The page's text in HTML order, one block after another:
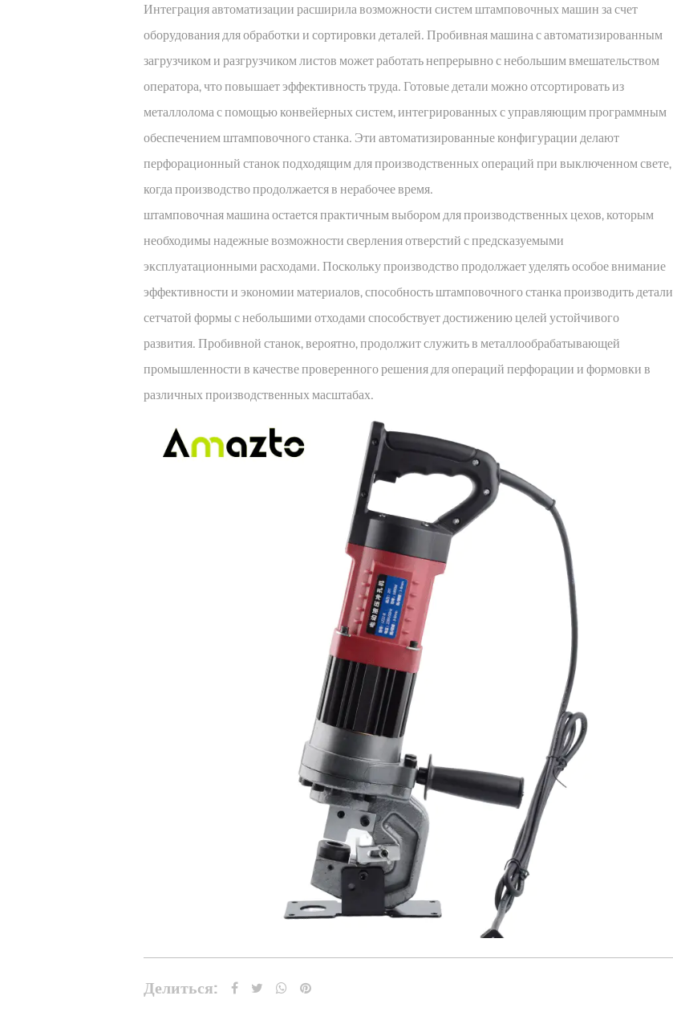
Интеграция автоматизации расширила возможности систем штамповочных машин за счет
оборудования для обработки и сортировки деталей. Пробивная машина с автоматизированным
загрузчиком и разгрузчиком листов может работать непрерывно с небольшим вмешательством
оператора, что повышает эффективность труда. Готовые детали можно отсортировать из
металлолома с помощью конвейерных систем, интегрированных с управляющим программным
обеспечением штамповочного станка. Эти автоматизированные конфигурации делают
перфорационный станок подходящим для производственных операций при выключенном свете,
когда производство продолжается в нерабочее время.
штамповочная машинаостается практичным выбором для производственных цехов, которым
необходимы надежные возможности сверления отверстий с предсказуемыми
эксплуатационными расходами. Поскольку производство продолжает уделять особое внимание
эффективности и экономии материалов, способность штамповочного станка производить детали
сетчатой ​​формы с небольшими отходами способствует достижению целей устойчивого
развития. Пробивной станок, вероятно, продолжит служить в металлообрабатывающей
промышленности в качестве проверенного решения для операций перфорации и формовки в
различных производственных масштабах.
Делиться: